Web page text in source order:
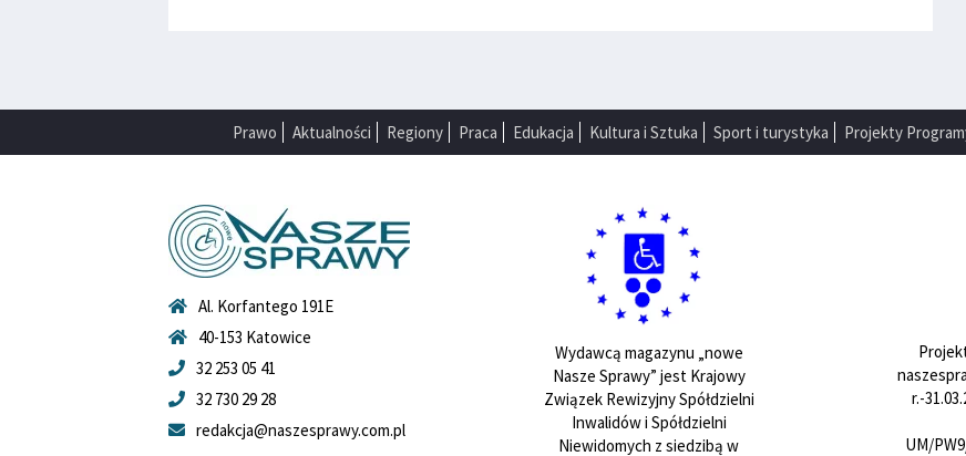
Prawo Aktualności Regiony Praca Edukacja Kultura i Sztuka Sport i turystyka Projekty
Al. Korfantego 191E
40-153 Katowice
32 253 05 41
32 730 29 28
redakcja@naszesprawy.com.pl
Wydawcą magazynu „nowe
Nasze Sprawy” jest Krajowy
Związek Rewizyjny Spółdzielni
Inwalidów i Spółdzielni
Niewidomych z siedzibą w
r.-
UM/